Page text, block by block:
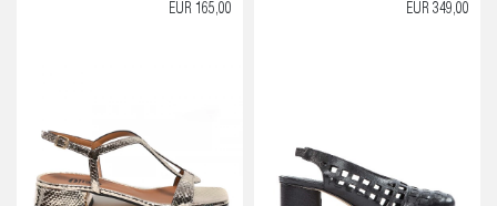
EUR 165,00 EUR 349,00